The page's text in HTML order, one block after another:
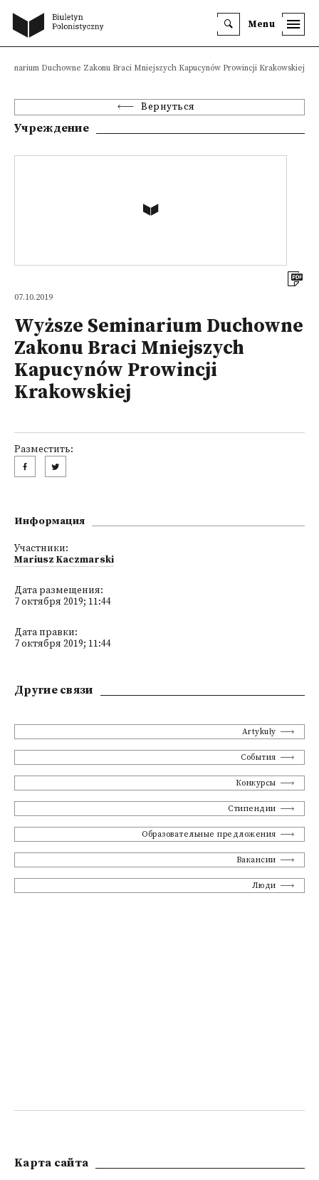
Menu
Duchowne Zakonu Braci Mniejszych Kapucynów Prowincji Krakowskiej
Вернуться
Учреждение
07.10.2019
Wyższe Seminarium Duchowne
Zakonu Braci Mniejszych
Kapucynów Prowincji
Krakowskiej
Разместить:
Информация
Участники:
Mariusz Kaczmarski
Дата размещения:
7 октября 2019; 11:44
Дата правки:
7 октября 2019; 11:44
Другие связи
Artykuły
События
Конкурсы
Стипендии
Образовательные предложения
Вакансии
Люди
Kарта сайта